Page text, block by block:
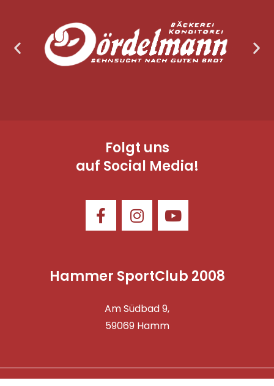
Folgt uns
auf Social Media!
Hammer SportClub 2008
Am Südbad 9,
59069 Hamm